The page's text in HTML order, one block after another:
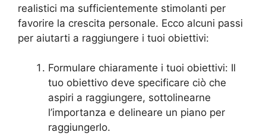
realistici ma sufficientemente stimolanti per
favorire la crescita personale. Ecco alcuni passi
per aiutarti a raggiungere i tuoi obiettivi:
Formulare chiaramente i tuoi obiettivi: Il
tuo obiettivo deve specificare ciò che
aspiri a raggiungere, sottolinearne
l’importanza e delineare un piano per
raggiungerlo.